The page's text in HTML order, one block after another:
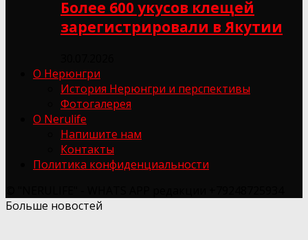
Более 600 укусов клещей
зарегистрировали в Якутии
О Нерюнгри
История Нерюнгри и перспективы
Фотогалерея
О Nerulife
Напишите нам
Контакты
Политика конфиденциальности
Больше новостей